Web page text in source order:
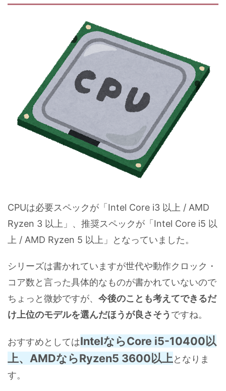
CPUは必要スペックが「Intel Core i3 以上 / AMD
Ryzen 3 以上」、推奨スペックが「Intel Core i5 以
上 / AMD Ryzen 5 以上」となっていました。
シリーズは書かれていますが世代や動作クロック・
コア数と言った具体的なものが書かれていないので
ちょっと微妙ですが、 今後のことも考えてできるだ
け上位のモデルを選んだほうが良さそう ですね。
おすすめとしてはIntelならCore i5-10400以
上、AMDならRyzen5 3600以上となりま
す。